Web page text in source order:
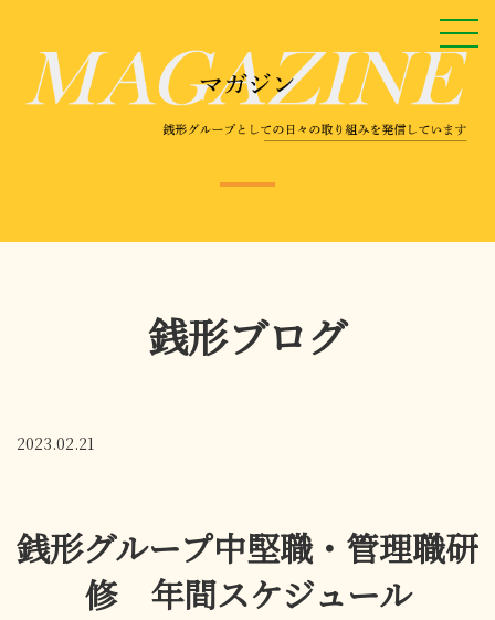
銭形ブログ
2023.02.21
銭形グループ中堅職・管理職研
修 年間スケジュール